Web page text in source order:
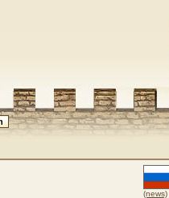
(news)